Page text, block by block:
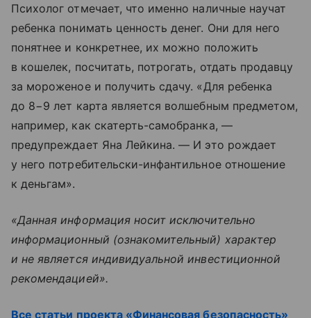
Психолог отмечает, что именно наличные научат
ребенка понимать ценность денег. Они для него
понятнее и конкретнее, их можно положить
в кошелек, посчитать, потрогать, отдать продавцу
за мороженое и получить сдачу. «Для ребенка
до 8−9 лет карта является волшебным предметом,
например, как скатерть-самобранка, —
предупреждает Яна Лейкина. — И это рождает
у него потребительски-инфантильное отношение
к деньгам».
«Данная информация носит исключительно
информационный (ознакомительный) характер
и не является индивидуальной инвестиционной
рекомендацией».
Все статьи проекта «Финансовая безопасность»